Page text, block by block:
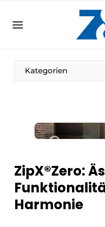
DE
DE
Kategorien
ZipX®Zero:
Harmonie